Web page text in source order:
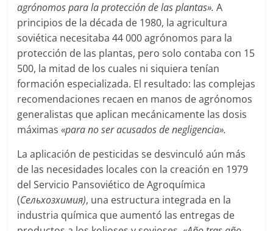
agrónomos para la protección de las plantas». A
principios de la década de 1980, la agricultura
soviética necesitaba 44 000 agrónomos para la
protección de las plantas, pero solo contaba con 15
500, la mitad de los cuales ni siquiera tenían
formación especializada. El resultado: las complejas
recomendaciones recaen en manos de agrónomos
generalistas que aplican mecánicamente las dosis
máximas«para no ser acusados de negligencia».
La aplicación de pesticidas se desvinculó aún más
de las necesidades locales con la creación en 1979
del Servicio Pansoviético de Agroquímica
(Сельхозхимия), una estructura integrada en la
industria química que aumentó las entregas de